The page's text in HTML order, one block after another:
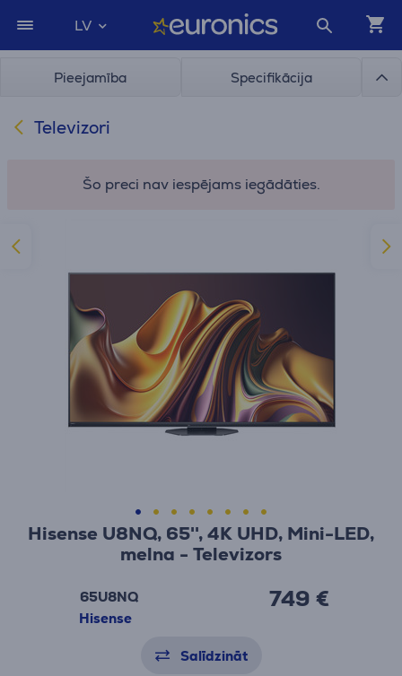
LV
Pieejamība Specifikācija
Televizori
Šo preci nav iespējams iegādāties.
Hisense U8NQ, 65'', 4K UHD, Mini-LED,
melna - Televizors
65U8NQ
Hisense
749 €
Salīdzināt